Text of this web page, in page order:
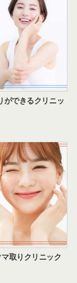
ができるクリニッ
取りクリニック